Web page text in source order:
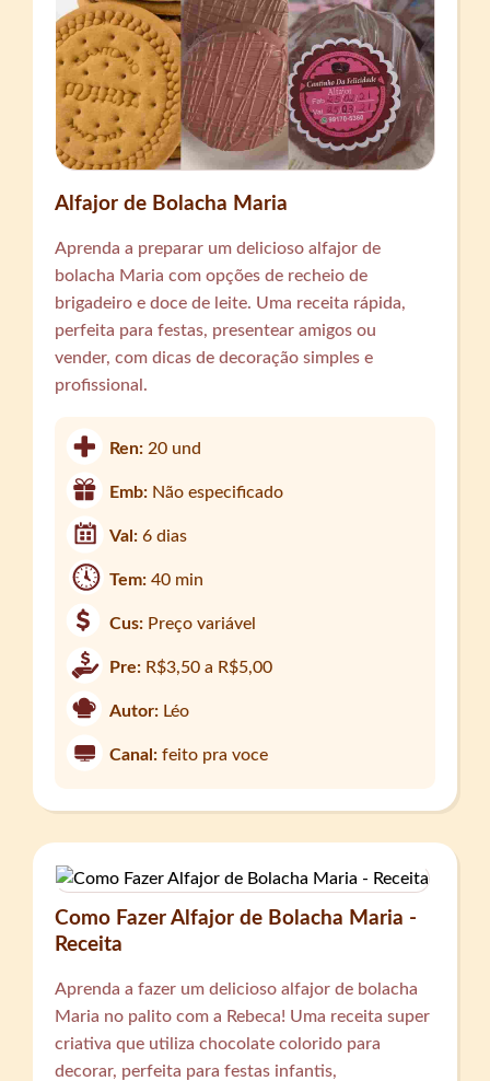
Alfajor de Bolacha Maria
Aprenda a preparar um delicioso alfajor de
bolacha Maria com opções de recheio de
brigadeiro e doce de leite. Uma receita rápida,
perfeita para festas, presentear amigos ou
vender, com dicas de decoração simples e
profissional.
Ren: 20 und
Emb: Não especificado
Val:6 dias
Tem:40 min
Cus: Preço variável
Pre: R$3,50 a R$5,00
Autor: Léo
Canal: feito pra voce
Como Fazer Alfajor de Bolacha Maria -
Receita
Aprenda a fazer um delicioso alfajor de bolacha
Maria no palito com a Rebeca! Uma receita super
criativa que utiliza chocolate colorido para
decorar, perfeita para festas infantis,